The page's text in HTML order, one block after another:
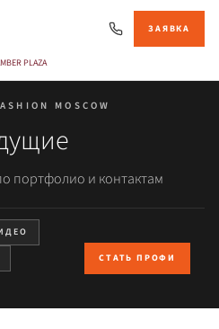
ЗАЯВКА
PLAZA
MOSCOW
портфолио и контактам
СТАТЬ ПРОФИ